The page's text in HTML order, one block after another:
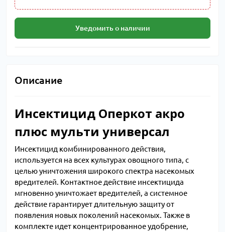
Уведомить о наличии
Описание
Инсектицид Оперкот акро
плюс мульти универсал
Инсектицид комбинированного действия,
используется на всех культурах овощного типа, с
целью уничтожения широкого спектра насекомых
вредителей. Контактное действие инсектицида
мгновенно уничтожает вредителей, а системное
действие гарантирует длительную защиту от
появления новых поколений насекомых. Также в
комплекте идет концентрированное удобрение,